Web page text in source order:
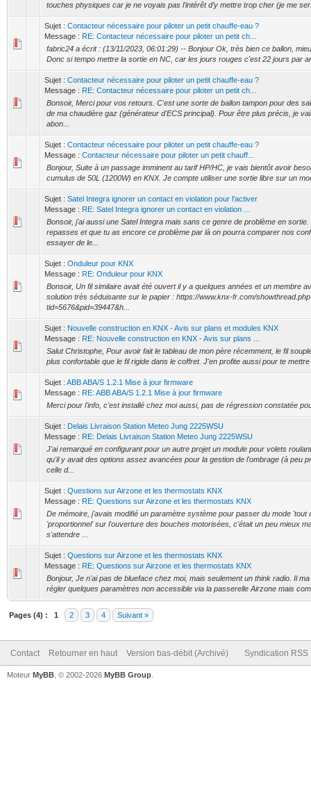
touches physiques car je ne voyais pas l’intérêt d’y mettre trop cher (je me
Sujet : Contacteur nécessaire pour piloter un petit chauffe-eau ?
Message : RE: Contacteur nécessaire pour piloter un petit ch...
fabric24 a écrit : (13/11/2023, 06:01:29) -- Bonjour Ok, très bien ce ballon,
Donc si tempo mettre la sortie en NC, car les jours rouges c'est 22 jours par
Sujet : Contacteur nécessaire pour piloter un petit chauffe-eau ?
Message : RE: Contacteur nécessaire pour piloter un petit ch...
Bonsoir, Merci pour vos retours. C'est une sorte de ballon tampon pour des
de ma chaudière gaz (générateur d'ECS principal). Pour être plus précis, je
abon...
Sujet : Contacteur nécessaire pour piloter un petit chauffe-eau ?
Message : Contacteur nécessaire pour piloter un petit chauff...
Bonjour, Suite à un passage imminent au tarif HP/HC, je vais bientôt avoir
cumulus de 50L (1200W) en KNX. Je compte utiliser une sortie libre sur un
Sujet : Satel Integra ignorer un contact en violation pour l'activer
Message : RE: Satel Integra ignorer un contact en violation ...
Bonsoir, j'ai aussi une Satel Integra mais sans ce genre de problème en
repasses et que tu as encore ce problème par là on pourra comparer nos
essayer de le...
Sujet : Onduleur pour KNX
Message : RE: Onduleur pour KNX
Bonsoir, Un fil similaire avait été ouvert il y a quelques années et un membre
solution très séduisante sur le papier : https://www.knx-fr.com/
tid=5676&pid=39447&h...
Sujet : Nouvelle construction en KNX - Avis sur plans et modules KNX
Message : RE: Nouvelle construction en KNX - Avis sur plans ...
Salut Christophe, Pour avoir fait le tableau de mon père récemment, le fil
plus confortable que le fil rigide dans le coffret. J'en profite aussi pour te
Sujet : ABB ABA/S 1.2.1 Mise à jour firmware
Message : RE: ABB ABA/S 1.2.1 Mise à jour firmware
Merci pour l'info, c'est installé chez moi aussi, pas de régression constatée
Sujet : Delais Livraison Station Meteo Jung 2225WSU
Message : RE: Delais Livraison Station Meteo Jung 2225WSU
J'ai remarqué en configurant pour un autre projet un module pour volets
qu'il y avait des options assez avancées pour la gestion de l'ombrage (à peu
celle d...
Sujet : Questions sur Airzone et les thermostats KNX
Message : RE: Questions sur Airzone et les thermostats KNX
De mémoire, j'avais modifié un paramètre système pour passer du mode 'tout
'proportionnel' sur l'ouverture des bouches motorisées, c'était un peu mieux
s'attendre ...
Sujet : Questions sur Airzone et les thermostats KNX
Message : RE: Questions sur Airzone et les thermostats KNX
Bonjour, Je n'ai pas de blueface chez moi, mais seulement un think radio. Il
régler quelques paramètres non accessible via la passerelle Airzone mais
Pages (4) : 1 2 3 4 Suivant »
Contact Retourner en haut Version bas-débit (Archivé) Syndication RSS
Moteur MyBB , © 2002-2026 MyBB Group